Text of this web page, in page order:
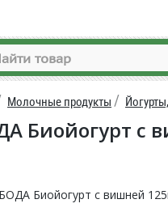
Молочные продукты
Биойогурт с